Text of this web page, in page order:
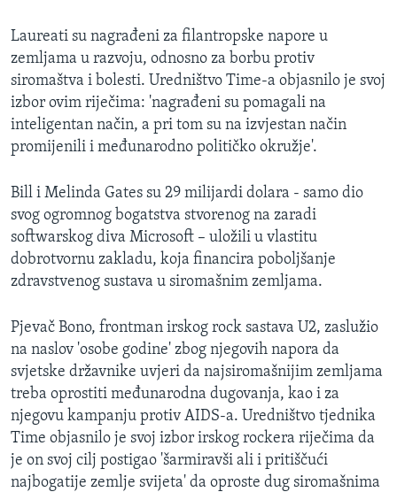
ŽENSKA STRANA
IZBJEGLIČKA STRANA
MAGAZIN
O GLASU AMERIKE
Learning English
PRATITE NAS
Jezici
Laureati su nagrađeni za filantropske napore u
zemljama u razvoju, odnosno za borbu protiv
siromaštva i bolesti. Uredništvo Time-a objasnilo je svoj
izbor ovim riječima: 'nagrađeni su pomagali na
inteligentan način, a pri tom su na izvjestan način
promijenili i međunarodno političko okružje'.
Bill i Melinda Gates su 29 milijardi dolara - samo dio
svog ogromnog bogatstva stvorenog na zaradi
softwarskog diva Microsoft – uložili u vlastitu
dobrotvornu zakladu, koja financira poboljšanje
zdravstvenog sustava u siromašnim zemljama.
Pjevač Bono, frontman irskog rock sastava U2, zaslužio
na naslov 'osobe godine' zbog njegovih napora da
svjetske državnike uvjeri da najsiromašnijim zemljama
treba oprostiti međunarodna dugovanja, kao i za
njegovu kampanju protiv AIDS-a. Uredništvo tjednika
Time objasnilo je svoj izbor irskog rockera riječima da
je on svoj cilj postigao 'šarmiravši ali i pritiščući
najbogatije zemlje svijeta' da oproste dug siromašnima